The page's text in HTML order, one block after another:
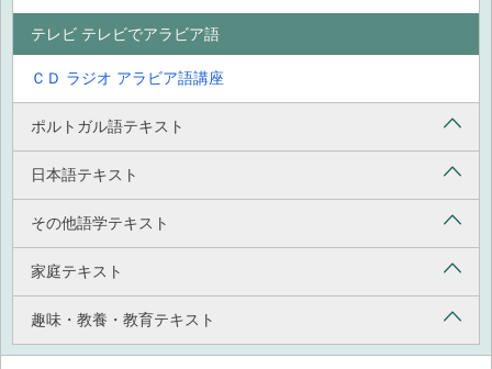
テレビ テレビでアラビア語
ＣＤ ラジオ アラビア語講座
ポルトガル語テキスト
日本語テキスト
その他語学テキスト
家庭テキスト
趣味・教養・教育テキスト